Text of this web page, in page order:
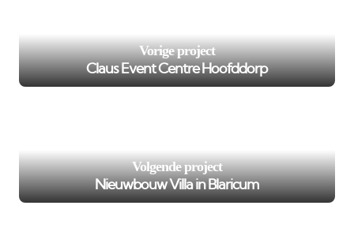
Vorige project
Claus Event Centre Hoofddorp
Volgende project
Nieuwbouw Villa in Blaricum